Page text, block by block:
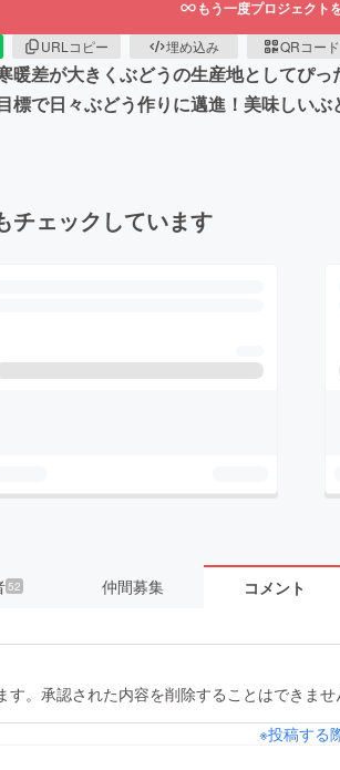
もう一度プロジェクト
URLコピー 埋め込み QRコード
暖差が大きくぶどうの生産地としてぴ
標で日々ぶどう作りに邁進！美味しい
チェックしています
52 仲間募集 コメント
。承認された内容を削除することはできませ
※投稿する